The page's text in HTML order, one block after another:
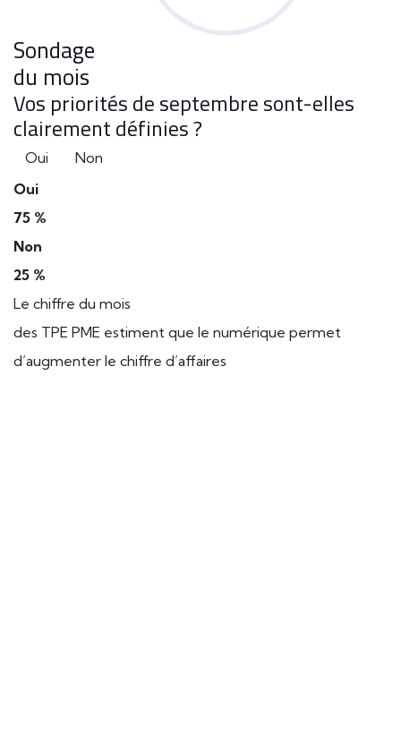
Sondage
du mois
Vos priorités de septembre sont-elles
clairement définies ?
Oui
Non
Oui
75 %
Non
25 %
Le chiffre du mois
des TPE PME estiment que le numérique permet
d’augmenter le chiffre d’affaires